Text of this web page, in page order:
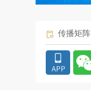
传播矩阵